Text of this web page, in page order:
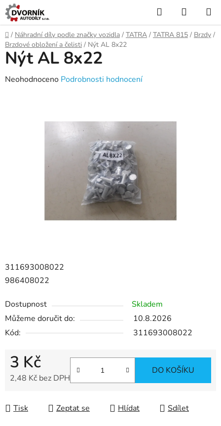
Přejít
na
obsah
Hledat
KOŠÍK
Domů
/ Náhradní díly podle značky vozidla / TATRA / TATRA 815 / Brzdy /
Brzdové obložení a čelisti / Nýt AL 8x22
311693008022
986408022
Dostupnost
Skladem
Můžeme doručit do:
10.8.2026
Kód:
311693008022
3 Kč
2,48 Kč bez DPH
DO KOŠÍKU
Tisk Zeptat se Hlídat Sdílet
Nýt AL 8x22
Průměrné
Neohodnoceno Podrobnosti hodnocení